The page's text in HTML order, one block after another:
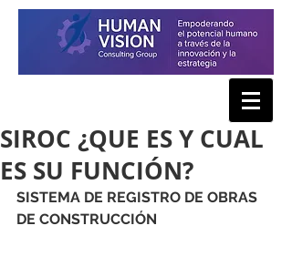
SIROC ¿QUE ES Y CUAL
ES SU FUNCIÓN?
SISTEMA DE REGISTRO DE OBRAS
DE CONSTRUCCIÓN